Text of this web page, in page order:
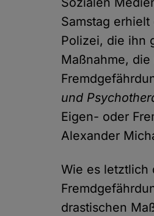
Samstag
Polizei, die ihn
Maßnahme,
und
Eigen- oder
Alexander
Wie es letztlich
drastischen